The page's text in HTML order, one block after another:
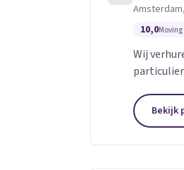
10,0Moving
Wij
Bekijk